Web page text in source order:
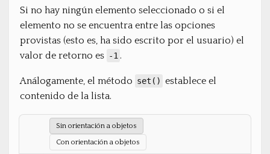
Si no hay ningún elemento seleccionado o si el
elemento no se encuentra entre las opciones
provistas (esto es, ha sido escrito por el usuario) el
valor de retorno es -1 .
Análogamente, el método set() establece el
contenido de la lista.
Sin orientación a objetos
Con orientación a objetos